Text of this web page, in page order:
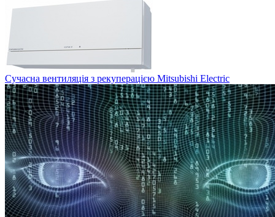
Сучасна вентиляція з рекуперацією Mitsubishi Electric